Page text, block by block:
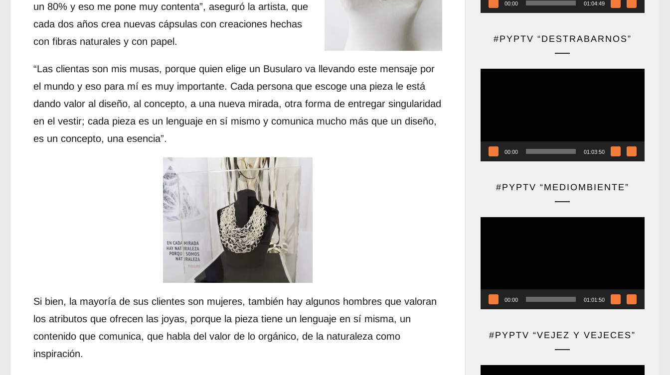
un 80% y eso me pone muy contenta”, aseguró la artista, que
cada dos años crea nuevas cápsulas con creaciones hechas
con fibras naturales y con papel.
“Las clientas son mis musas, porque quien elige un Busularo va llevando este mensaje por
el mundo y eso para mí es muy importante. Cada persona que escoge una pieza le está
dando valor al diseño, al concepto, a una nueva mirada, otra forma de entregar singularidad
en el vestir; cada pieza es un lenguaje en sí mismo y comunica mucho más que un diseño,
es un concepto, una esencia”.
Si bien, la mayoría de sus clientes son mujeres, también hay algunos hombres que valoran
los atributos que ofrecen las joyas, porque la pieza tiene un lenguaje en sí misma, un
contenido que comunica, que habla del valor de lo orgánico, de la naturaleza como
inspiración.
00:00 01:04:49
#PYPTV “DESTRABARNOS”
00:00 01:03:50
#PYPTV “MEDIOMBIENTE”
00:00 01:01:50
#PYPTV “VEJEZ Y VEJECES”